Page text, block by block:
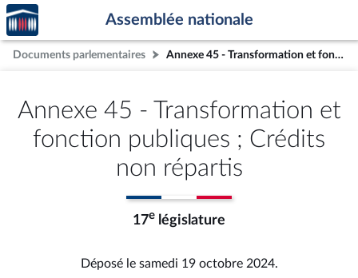
Aller au contenu
Aller en bas de la page
Accèder
à la
page
d'accueil
Assemblée nationale
Documents parlementaires Annexe 45 - Transformation et fonction publiques ; Crédits non répartis
Annexe 45 - Transformation et
fonction publiques ; Crédits
non répartis
17e législature
Déposé le samedi 19 octobre 2024.